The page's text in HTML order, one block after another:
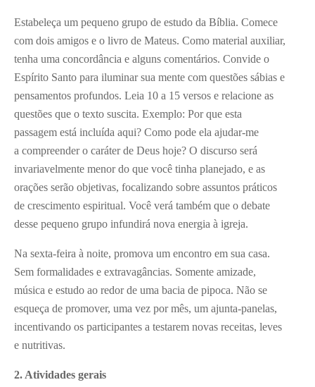
Estabeleça um pequeno grupo de estudo da Bíblia. Comece
com dois amigos e o livro de Mateus. Como material auxiliar,
tenha uma concordância e alguns comentários. Convide o
Espírito Santo para iluminar sua mente com questões sábias e
pensamentos profundos. Leia 10 a 15 versos e relacione as
questões que o texto suscita. Exemplo: Por que esta
passagem está incluída aqui? Como pode ela ajudar-me
a compreender o caráter de Deus hoje? O discurso será
invariavelmente menor do que você tinha planejado, e as
orações serão objetivas, focalizando sobre assuntos práticos
de crescimento espiritual. Você verá também que o debate
desse pequeno grupo infundirá nova energia à igreja.
Na sexta-feira à noite, promova um encontro em sua casa.
Sem formalidades e extravagâncias. Somente amizade,
música e estudo ao redor de uma bacia de pipoca. Não se
esqueça de promover, uma vez por mês, um ajunta-panelas,
incentivando os participantes a testarem novas receitas, leves
e nutritivas.
2. Atividades gerais